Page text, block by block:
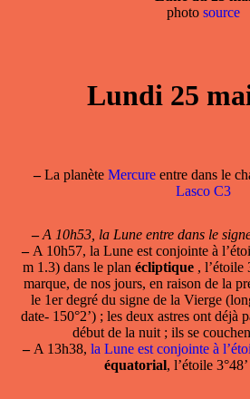
photo source
Lundi 25
–La planète Mercureentre dans le
Lasco C3
– A 10h53, la Lune entre dans le
–A 10h57, la Lune est conjointe à
m 1.3) dans le plan écliptique , l’étoile
marque, de nos jours, en raison de la
le 1er degré du signe de la Vierge
date- 150°2’) ; les deux astres ont déjà
début de la nuit ; ils se
–A 13h38, la Lune est conjointe à
équatorial, l’étoile